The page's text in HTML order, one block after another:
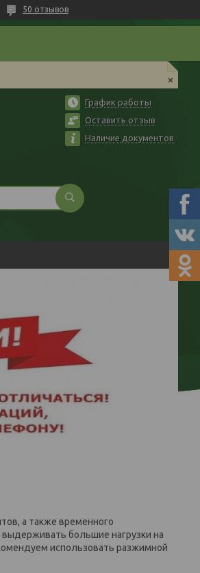
50 отзывов
График работы
Оставить отзыв
Наличие документов
а также временного
большие нагрузки на
использовать разжимной